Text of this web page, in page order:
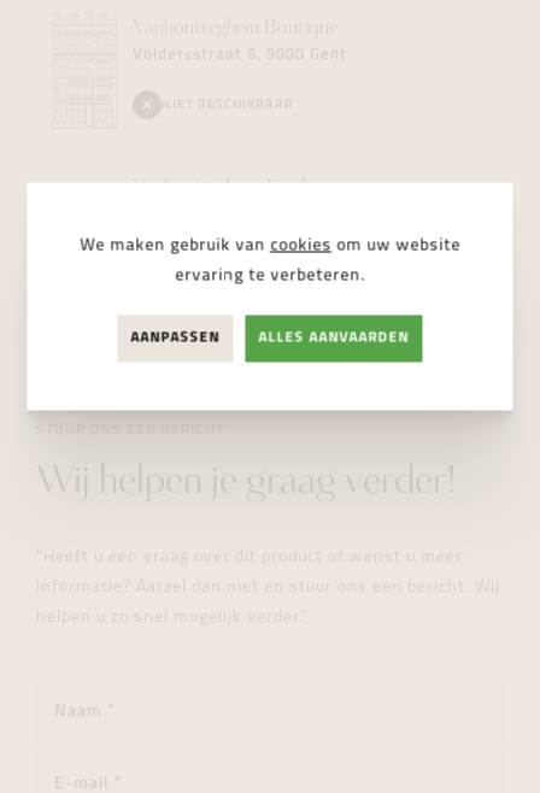
Vanhoutteghem Boutique
Voldersstraat 6, 9000 Gent
NIET BESCHIKBAAR
Vanhoutteghem Jewelry
Wij helpen je graag verder!
"Heeft u een vraag over dit product of wenst u meer
informatie? Aarzel dan niet en stuur ons een bericht. Wij
helpen u zo snel mogelijk verder."
We maken gebruik van cookies om uw website
ervaring te verbeteren.
AANPASSEN ALLES AANVAARDEN